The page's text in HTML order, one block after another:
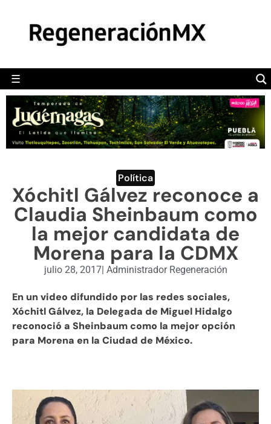
☰
POLÍTICA
CAMALEÓN
OPINIÓN
DEPORTES
ENGLISH SECTION
VIDEOS
Política
Xóchitl Gálvez reconoce a
Claudia Sheinbaum como
la mejor candidata de
Morena para la CDMX
julio 28, 2017| Administrador Regeneración
En un video difundido por las redes sociales,
Xóchitl Gálvez, la Delegada de Miguel Hidalgo
reconoció a Sheinbaum como la mejor opción
para Morena en la Ciudad de México.